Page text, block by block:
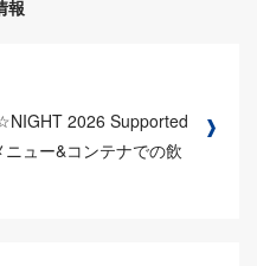
報
2026 Supported
ュー&コンテナでの飲